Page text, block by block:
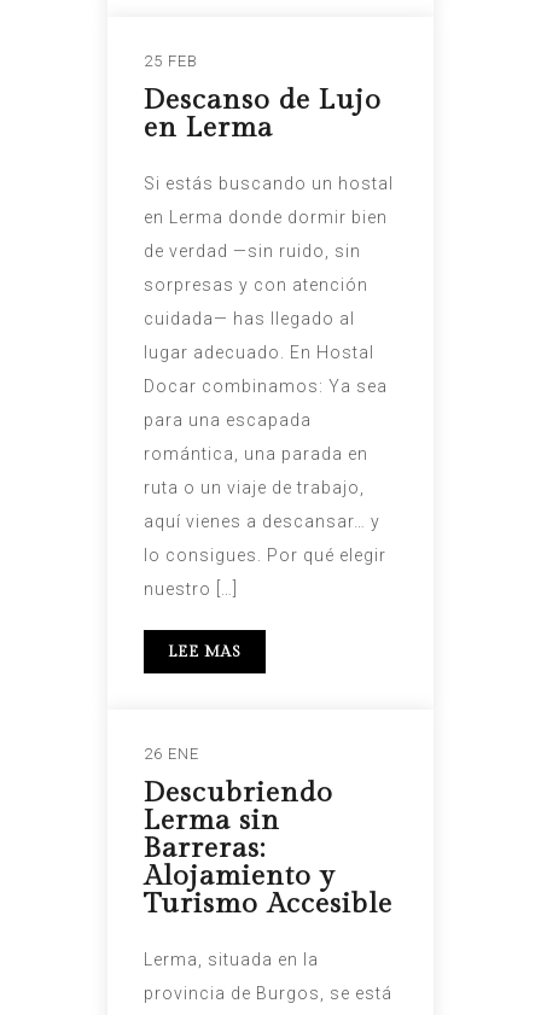
25 FEB
Descanso de Lujo
en Lerma
Si estás buscando un hostal
en Lerma donde dormir bien
de verdad —sin ruido, sin
sorpresas y con atención
cuidada— has llegado al
lugar adecuado. En Hostal
Docar combinamos: Ya sea
para una escapada
romántica, una parada en
ruta o un viaje de trabajo,
aquí vienes a descansar… y
lo consigues. Por qué elegir
nuestro […]
LEE MAS
26 ENE
Descubriendo
Lerma sin
Barreras:
Alojamiento y
Turismo Accesible
Lerma, situada en la
provincia de Burgos, se está